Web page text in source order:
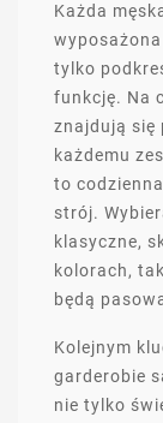
Każda
tylko
funkcję. Na
znajdują się
każdemu
to
strój.
klasyczne,
kolorach,
będą
Kolejnym
garderobie
nie tylko